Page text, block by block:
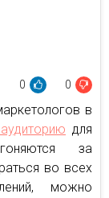
0 0
в
для
за
во всех
можно